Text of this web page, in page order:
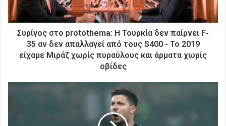
τ
ή
Συρίγος στο protothema: Η Τουρκία δεν παίρνει F-
35 αν δεν απαλλαγεί από τους S400 - Το 2019
είχαμε Μιράζ χωρίς πυραύλους και άρματα χωρίς
οβίδες